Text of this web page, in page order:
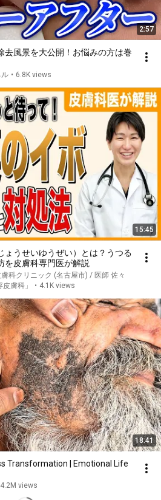
2:57
去風景を大公開！お悩みの方は巻
• 6.8K views
15:45
ょうせいゆうぜい）とは？うつる
を皮膚科専門医が解説
科クリニック (名古屋市) / 医師 佐々
膚科」
• 4.1K views
18:41
Transformation | Emotional Life
4.2M views